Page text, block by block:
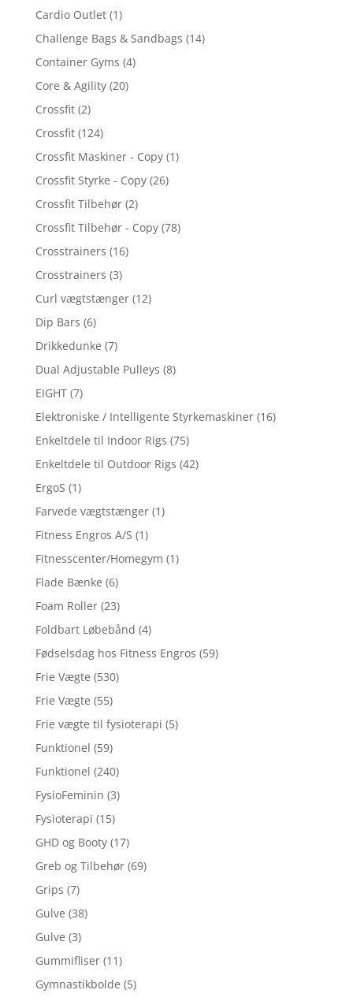
Cardio Outlet (1)
Challenge Bags & Sandbags (14)
Container Gyms (4)
Core & Agility (20)
Crossfit (2)
Crossfit (124)
Crossfit Maskiner - Copy (1)
Crossfit Styrke - Copy (26)
Crossfit Tilbehør (2)
Crossfit Tilbehør - Copy (78)
Crosstrainers (16)
Crosstrainers (3)
Curl vægtstænger (12)
Dip Bars (6)
Drikkedunke (7)
Dual Adjustable Pulleys (8)
EIGHT (7)
Elektroniske / Intelligente Styrkemaskiner (16)
Enkeltdele til Indoor Rigs (75)
Enkeltdele til Outdoor Rigs (42)
ErgoS (1)
Farvede vægtstænger (1)
Fitness Engros A/S (1)
Fitnesscenter/Homegym (1)
Flade Bænke (6)
Foam Roller (23)
Foldbart Løbebånd (4)
Fødselsdag hos Fitness Engros (59)
Frie Vægte (530)
Frie Vægte (55)
Frie vægte til fysioterapi (5)
Funktionel (59)
Funktionel (240)
FysioFeminin (3)
Fysioterapi (15)
GHD og Booty (17)
Greb og Tilbehør (69)
Grips (7)
Gulve (38)
Gulve (3)
Gummifliser (11)
Gymnastikbolde (5)